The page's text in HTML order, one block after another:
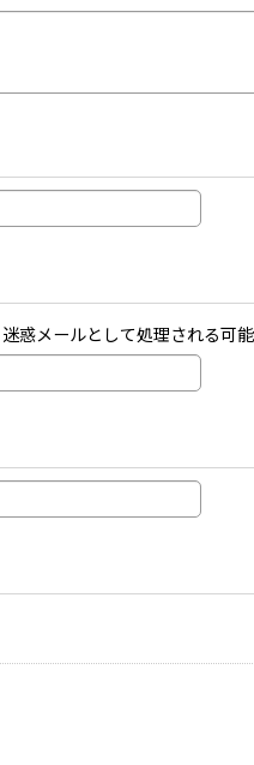
惑メールとして処理される可